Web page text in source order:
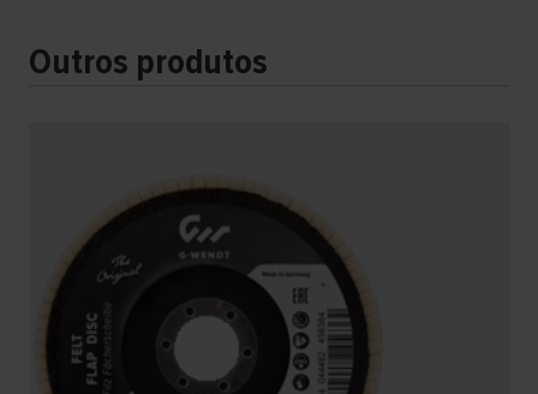
Outros produtos